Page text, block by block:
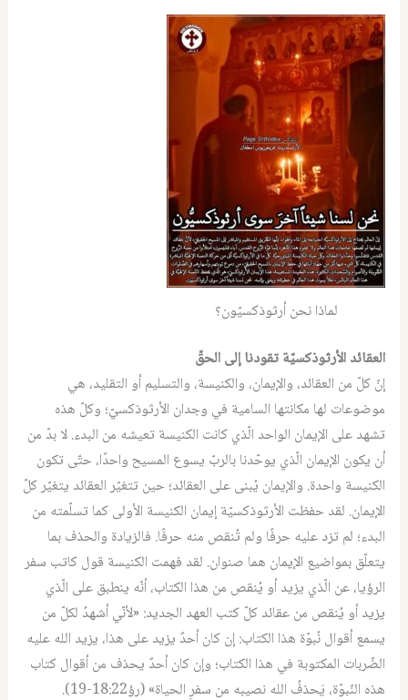
لماذا نحن أرثوذكسيّون؟
العقائد الأرثوذكسيّة تقودنا إلى الحقّ
إنّ كلّ من العقائد، والإيمان، والكنيسة، والتسليم أو التقليد، هي
موضوعات لها مكانتها السامية في وجدان الأرثوذكسيّ؛ وكلّ هذه
تشهد على الإيمان الواحد الّذي كانت الكنيسة تعيشه من البدء. لا بدّ من
أن يكون الإيمان الّذي يوحّدنا بالربّ يسوع المسيح واحدًا، حتّى تكون
الكنيسة واحدة. والإيمان يُبنى على العقائد؛ حين تتغيّر العقائد يتغيّر كلّ
الإيمان. لقد حفظت الأرثوذكسيّة إيمان الكنيسة الأولى كما تسلّمته من
البدء؛ لم تزد عليه حرفًا ولم تُنقص منه حرفًا. فالزيادة والحذف بما
يتعلّق بمواضيع الإيمان هما صنوان. لقد فهمت الكنيسة قول كاتب سفر
الرؤيا، عن الّذي يزيد أو يُنقص من هذا الكتاب، أنّه ينطبق على الّذي
يزيد أو يُنقص من عقائد كلّ كتب العهد الجديد: «لأنّي أشهدُ لكلّ من
يسمع أقوال نُبوّة هذا الكتاب: إن كان أحدٌ يزيد على هذا، يزيد الله عليه
الضّربات المكتوبة في هذا الكتاب؛ وإن كان أحدٌ يحذف من أقوال كتاب
هذه النّبوّة، يَحذفُ الله نصيبه من سفرِ الحياة» (رؤ18:22-19).